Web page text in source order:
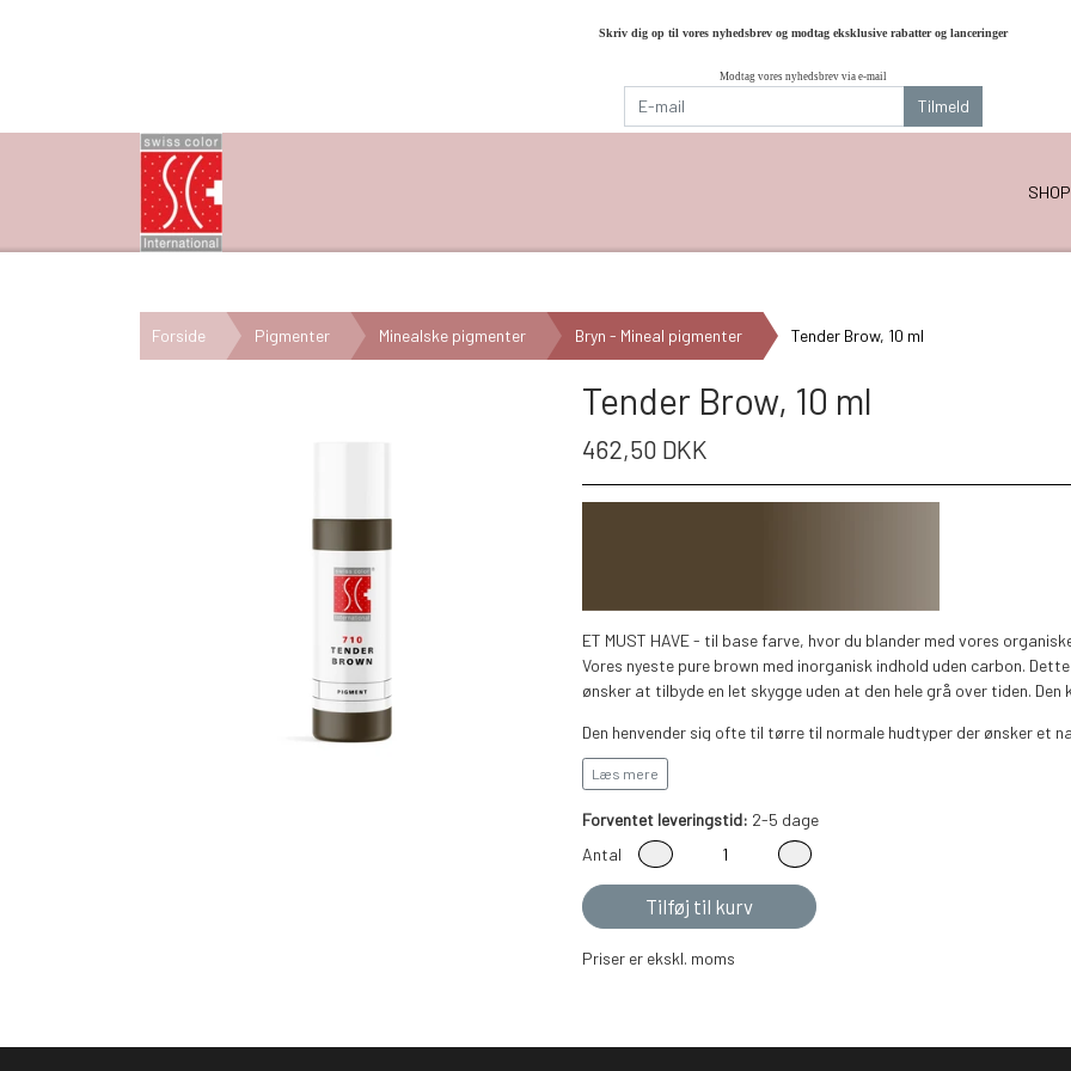
Skriv dig op til vores nyhedsbrev og modtag eksklusive rabatter og lanceringer
Modtag vores nyhedsbrev via e-mail
Tilmeld
SHOP
Forside Pigmenter Minealske pigmenter Bryn - Mineal pigmenter Tender Brow, 10 ml
Tender Brow, 10 ml
462,50 DKK
ET MUST HAVE - til base farve, hvor du blander med vores
Vores nyeste pure brown med inorganisk indhold uden carbon.
ønsker at tilbyde en let skygge uden at den hele grå over tiden.
Den henvender sig ofte til tørre til normale hudtyper der ønsker et
ikke forblænde dig af farven, da den ser koldere ud end den vil hele
organiske linje. Den går godt med chokolade og dark brown. Den
væk.
Must have med Dark brown til Ombre Brows på sensitive og fedtet
Læs mere
Forventet leveringstid: 2-5 dage
Antal
Tilføj til kurv
Priser er ekskl. moms